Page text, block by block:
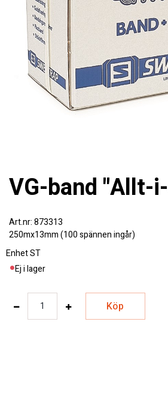
VG-band "Allt-
873313
250mx13mm (100 spännen ingår)
EnhetST
Ej i lager
Köp